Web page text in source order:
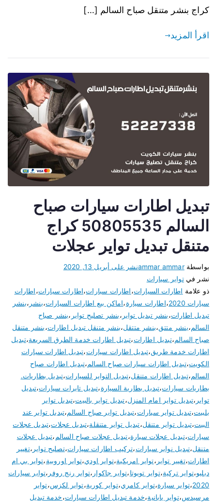
كراج بنشر متنقل صباح السالم […]
اقرأ المزيد
تبديل اطارات سيارات صباح
السالم 50805535 كراج
متنقل تبديل تواير عجلات
بواسطةammar ammarنشر على أبريل 13, 2020
نشر فيتواير سيارات
ذو علامة اطارات السيارات،اطارات سبارات،اطارات سيارات،اطارات
سيارات 2020
،اطارات سيارة،اماكن بيع اطارات السيارات،بنشر ،بنشر
تبديل اطارات،بنشر تبديل تواير ،بنشر تصليح تواير ،بنشر صباح
السالم،بنشر متتق،بنشر متتقل،بنشر متنقل تبديل اطارات،بنشر متنقل
صباح السالم،تبديل اطارات،تبديل اطارات خدمة الطرق السريعة،تبديل
اطارات خدمة طريق،تبديل اطارات سيارات،تبديل اطارات سيارات
الكويت،تبديل اطارات سيارات صباح السالم،تبديل اطارات صباح
السالم،تبديل اطارات متنقل،تبديل التواير للسيارات،تبديل بطاريات.
بطاريات سيارات،تبديل بطارية السيارة،تبديل تايرات سيارات،تبديل
تواير ،تبديل تواير امام المنزل،تبديل تواير بالبيت،تبديل تواير
بلبيت،تبديل تواير سيارات،تبديل تواير صباح السالم،تبديل تواير عند
البيت،تبديل تواير متنقل،تبديل تواير متنقلة،تبديل عجلات،تبديل عجلات
سيارات،تبديل عجلات سيارة،تبديل عجلات صباح السالم،تبديل عجلات
متنقل،تبديل نوابر سيارات،تركيب اطارات سيارات،تصليح تواير ،تغيير
اطارات،تغيير تواير ،تواير امريكية،تواير اودي،تواير اوروبية،تواير بي ام
دبليو،تواير تركية،تواير تويوتا،تواير جاكوار ،تواير رنج روفر ،تواير سيارات
2020،تواير سيارة،تواير كامري،تواير كورية،تواير لكزس،تواير
مرسيدس،تواير يابانية،خدمة تبديل اطارات سيارات،خدمة تبديل